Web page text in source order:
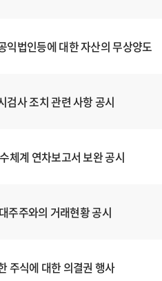
익법인등에 대한 자산의 무상양도
검사 조치 관련 사항 공시
체계 연차보고서 보완 공시
주주와의 거래현황 공시
주식에 대한 의결권 행사